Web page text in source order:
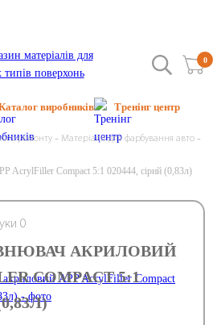
0
виробників Тренінг центр
ремонту
Матеріали для фарбування авто
AcrylFiller Compact 5:1 020444, сірий (0,83л)
АКРИЛОВИЙ
COMPACT 5:1
0